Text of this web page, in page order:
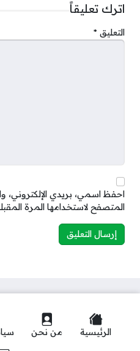
اترك تعليقاً
التعليق *
احفظ اسمي، بريدي الإلكتروني،
المتصفح لاستخدامها المرة
الرئيسية من نحن